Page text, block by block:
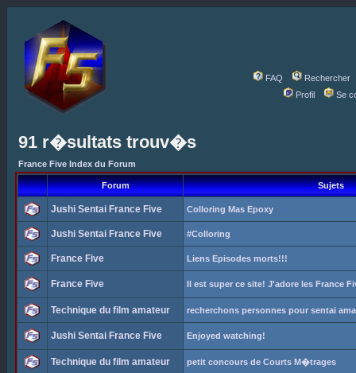
FAQ
Rechercher
Profil
Se
91 r�sultats trouv�s
France Five Index du Forum
Forum Sujets
Jushi Sentai France Five Colloring Mas Epoxy
Jushi Sentai France Five #Colloring
France Five Liens Episodes morts!!!
France Five Il est super ce site! J'adore les France
Technique du film amateur recherchons personnes pour sentai
Jushi Sentai France Five Enjoyed watching!
Technique du film amateur petit concours de Courts M�trages